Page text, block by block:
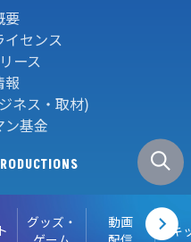
グッズ・
動画
キ
要
イセンス
ース
報
ネス・取材)
ン基金